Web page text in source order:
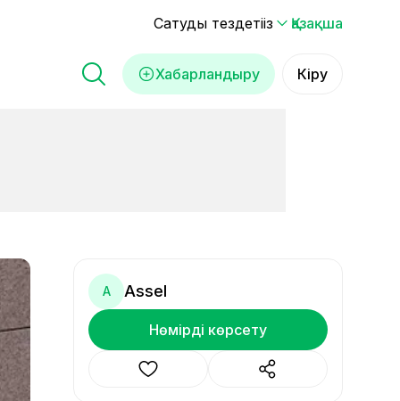
Сатуды тездетіңіз Қазақша
Хабарландыру Кіру
A Assel
Нөмірді көрсету